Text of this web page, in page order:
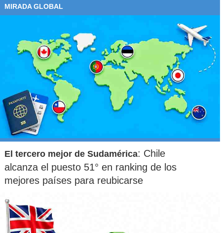
MIRADA GLOBAL
El tercero mejor de Sudamérica: Chile
alcanza el puesto 51° en ranking de los
mejores países para reubicarse